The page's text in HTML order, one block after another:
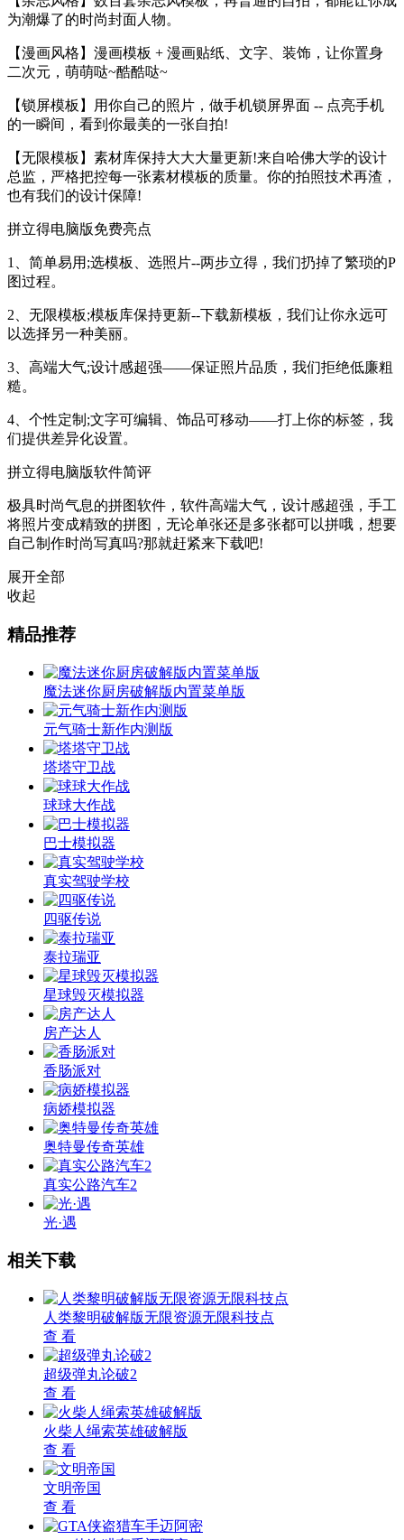
为潮爆了的时尚封面人物。
【漫画风格】漫画模板 + 漫画贴纸、文字、装饰，让你置身
二次元，萌萌哒~酷酷哒~
【锁屏模板】用你自己的照片，做手机锁屏界面 -- 点亮手机
的一瞬间，看到你最美的一张自拍!
【无限模板】素材库保持大大大量更新!来自哈佛大学的设计
总监，严格把控每一张素材模板的质量。你的拍照技术再渣，
也有我们的设计保障!
拼立得电脑版免费亮点
1、简单易用;选模板、选照片--两步立得，我们扔掉了繁琐的P
图过程。
2、无限模板;模板库保持更新--下载新模板，我们让你永远可
以选择另一种美丽。
3、高端大气;设计感超强——保证照片品质，我们拒绝低廉粗
糙。
4、个性定制;文字可编辑、饰品可移动——打上你的标签，我
们提供差异化设置。
拼立得电脑版软件简评
极具时尚气息的拼图软件，软件高端大气，设计感超强，手工
将照片变成精致的拼图，无论单张还是多张都可以拼哦，想要
自己制作时尚写真吗?那就赶紧来下载吧!
展开全部
收起
精品推荐
魔法迷你厨房破解版内置菜单版
元气骑士新作内测版
塔塔守卫战
球球大作战
巴士模拟器
真实驾驶学校
四驱传说
泰拉瑞亚
星球毁灭模拟器
房产达人
香肠派对
病娇模拟器
奥特曼传奇英雄
真实公路汽车2
光·遇
相关下载
人类黎明破解版无限资源无限科技点
查 看
超级弹丸论破2
查 看
火柴人绳索英雄破解版
查 看
文明帝国
查 看